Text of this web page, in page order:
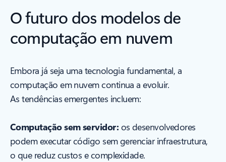
O futuro dos modelos de
computação em nuvem
Embora já seja uma tecnologia fundamental, a
computação em nuvem continua a evoluir.
As tendências emergentes incluem:
Computação sem servidor: os desenvolvedores
podem executar código sem gerenciar infraestrutura,
o que reduz custos e complexidade.